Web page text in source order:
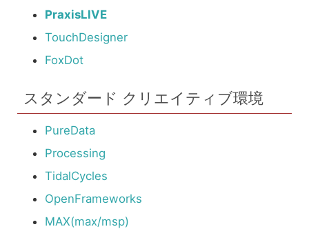
PraxisLIVE
TouchDesigner
FoxDot
スタンダード クリエイティブ環境
PureData
Processing
TidalCycles
OpenFrameworks
MAX(max/msp)